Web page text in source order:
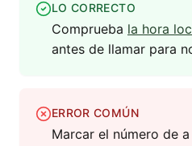
LO CORRECTO
Comprueba la hora
antes de llamar para
ERROR COMÚN
Marcar el número de